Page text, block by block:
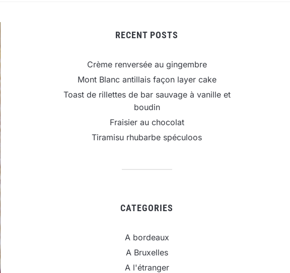
RECENT POSTS
Crème renversée au gingembre
Mont Blanc antillais façon layer cake
Toast de rillettes de bar sauvage à vanille et
boudin
Fraisier au chocolat
Tiramisu rhubarbe spéculoos
CATEGORIES
A bordeaux
A Bruxelles
A l'étranger